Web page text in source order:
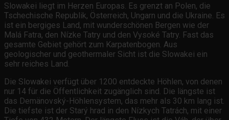
Slowakei liegt im Herzen Europas. Es grenzt an Polen, die
Tschechische Republik, Österreich, Ungarn und die Ukraine. Es
ist ein bergiges Land, mit wunderschönen Bergen wie der
Malá Fatra, den Nízke Tatry und den Vysoké Tatry. Fast das
gesamte Gebiet gehört zum Karpatenbogen. Aus
geologischer und geothermaler Sicht ist die Slowakei ein
sehr reiches Land.
Die Slowakei verfügt über 1200 entdeckte Höhlen, von denen
nur 14 für die Öffentlichkeit zugänglich sind. Die längste ist
das Demänovský-Höhlensystem, das mehr als 30 km lang ist.
Die tiefste ist der Starý hrad in den Nízkych Tatrách, mit einer